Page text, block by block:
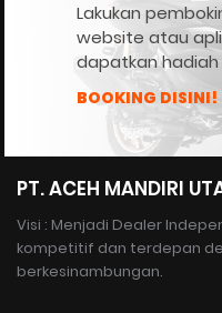
Lakukan
website atau
dapatkan hadiah
BOOKING DISINI!
PT. ACEH MANDIRI
Visi : Menjadi Dealer
kompetitif dan terdepan
berkesinambungan.